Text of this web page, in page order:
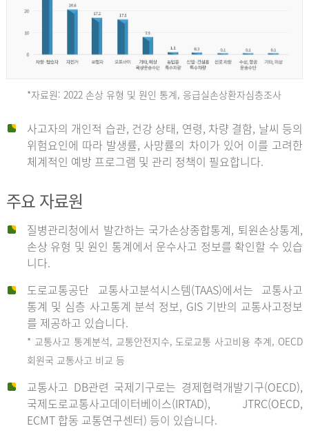
사
*자료원: 2022 손상 유형 및 원인 통계, 응급실손상환자심층조사
사고자의 개인적 습관, 건강 상태, 연령, 차량 결함, 날씨 등의
위험요인에 따라 발생률, 사망률의 차이가 있어 이를 고려한
체계적인 예방 프로그램 및 관리 정책이 필요합니다.
주요 자료원
질병관리청에서 발간하는 국가손상종합통계, 퇴원손상통계,
손상 유형 및 원인 통계에서 운수사고 정보를 확인할 수 있습
니다.
도로교통공단 교통사고분석시스템(TAAS)에서는 교통사고
통계 및 심층 사고통계 분석 정보, GIS 기반의 교통사고정보
를 제공하고 있습니다.
* 교통사고 통계분석, 교통안전지수, 도로교통 사고비용 추계, OECD
회원국 교통사고 비교 등
교통사고 DB관련 국제기구로는 경제협력개발기구(OECD),
국제도로교통사고데이터베이스(IRTAD), JTRC(OECD,
ECMT 합동 교통연구센터) 등이 있습니다.